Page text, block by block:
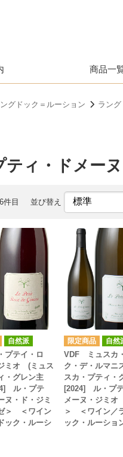
商品一
グドック＝ルーション ラン
ティ・ドメー
件目 並び替え
自然派
テイ・ロ
ミオ (ミュス
・グレン主
ル・プテ
ヌ・ド・ジミ
＞ ＜ワイン
ック・ルーシ
自然
VDF ミュスカ
ク・デ・ルマニ
スカ・プティ・
[2024] ル・プ
メーヌ・ジミ
＞ ＜ワイン／
ック・ルーショ